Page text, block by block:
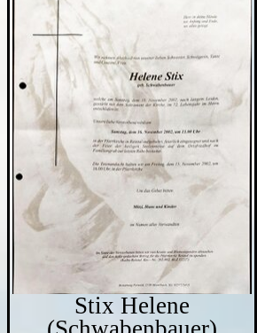
Stix Helene